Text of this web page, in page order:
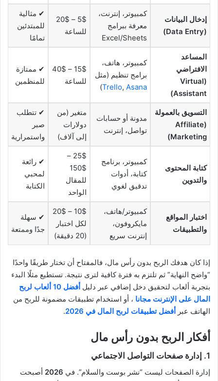
إدخال البيانات
(Data Entry)
كمبيوتر، إنترنت،
معرفة ببرامج
Excel/Sheets
5$ – 20$
للساعة
✔ مثالية
للمبتدئين
تمامًا
المساعد
الافتراضي
(Virtual
Assistant)
كمبيوتر، هاتف،
برامج تنظيم (مثل
Trello, Asana
)
15$ – 40$
للساعة
✔ ممتازة
للمنظمين
التسويق بالعمولة
(Affiliate
Marketing)
مدونة أو حسابات
تواصل، إنترنت
متغير (من
دولارات
إلى آلاف)
✔ تتطلب
صبر
واستمرارية
كتابة المحتوى
والتدوين
كمبيوتر، برنامج
كتابة، أدوات
تدقيق لغوي
25$ –
150$
للمقال
الواحد
✔ رائعة
لمحبي
الكتابة
اختبار المواقع
والتطبيقات
كمبيوتر/هاتف،
مايكروفون،
إنترنت سريع
10$ – 20$
لكل اختبار
(20 دقيقة)
✔ سهلة
جدًا وممتعة
إذا كان هدفك الربح بدون رأس مال، فالمفتاح أن تختار طريقًا واحدًا
“واضح النهاية” ثم تلتزم به فترة كافية لترى نتيجة. تستطيع مثلًا البدء
بتجربة ألعاب لتحقيق دخل إضافي عبر دليل
أفضل 10 ألعاب لربح
المال على الإنترنت مجانا ، أو استخدام تطبيقات مضمونة للربح من
الهاتف عبر أفضل تطبيقات لربح المال في 2026 .
أفكار الربح بدون رأس مال
1. إدارة صفحات التواصل الاجتماعي
إدارة الصفحات ليست “نشر بوست والسلام”. في 2026 أصبحت